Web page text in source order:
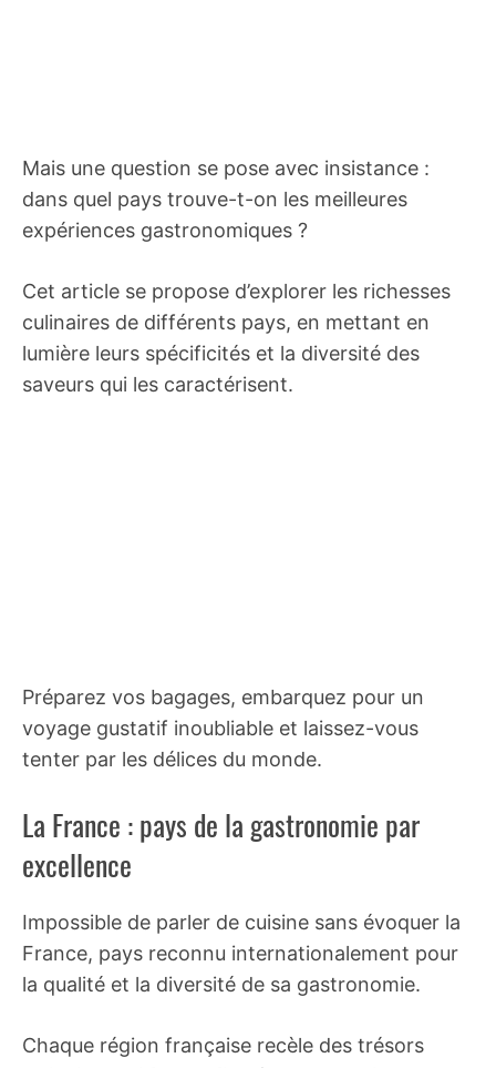
Mais une question se pose avec insistance :
dans quel pays trouve-t-on les meilleures
expériences gastronomiques ?
Cet article se propose d’explorer les richesses
culinaires de différents pays, en mettant en
lumière leurs spécificités et la diversité des
saveurs qui les caractérisent.
Préparez vos bagages, embarquez pour un
voyage gustatif inoubliable et laissez-vous
tenter par les délices du monde.
La France : pays de la gastronomie par
excellence
Impossible de parler de cuisine sans évoquer la
France, pays reconnu internationalement pour
la qualité et la diversité de sa gastronomie.
Chaque région française recèle des trésors